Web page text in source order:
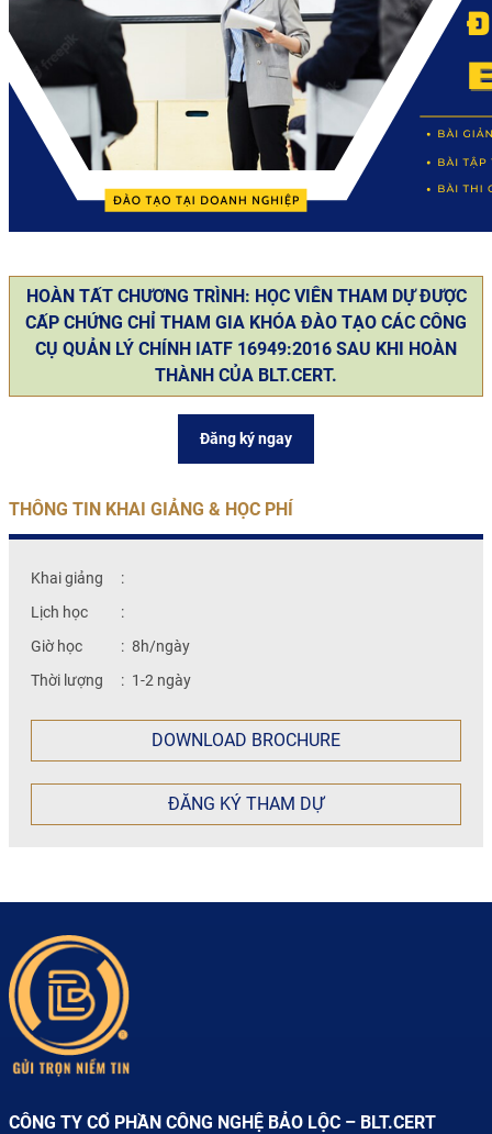
THÔNG TIN KHAI GIẢNG & HỌC PHÍ
Khai giảng
:
Lịch học
:
Giờ học
: 8h/ngày
Thời lượng
: 1-2 ngày
DOWNLOAD BROCHURE
ĐĂNG KÝ THAM DỰ
HOÀN TẤT CHƯƠNG TRÌNH: HỌC VIÊN THAM DỰ ĐƯỢC
CẤP CHỨNG CHỈ THAM GIA KHÓA ĐÀO TẠO CÁC CÔNG
CỤ QUẢN LÝ CHÍNH IATF 16949:2016 SAU KHI HOÀN
THÀNH CỦA BLT.CERT.
Đăng ký ngay
CÔNG TY CỔ PHẦN CÔNG NGHỆ BẢO LỘC – BLT.CERT